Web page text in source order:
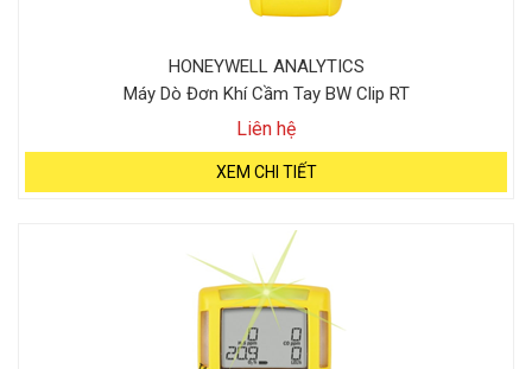
HONEYWELL ANALYTICS
Máy Dò Đơn Khí Cầm Tay BW Clip RT
Liên hệ
XEM CHI TIẾT